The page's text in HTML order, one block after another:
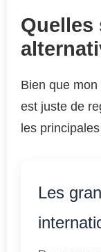
Quelles
Bien que
est juste de
les
Les